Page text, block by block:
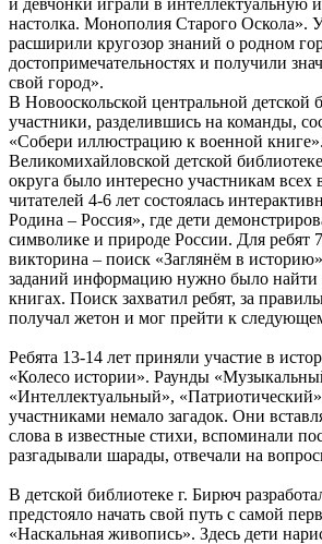
и девчонки играли в интеллектуальную
настолка. Монополия Старого Оскола».
расширили кругозор знаний о родном
достопримечательностях и получили
свой город».
В Новооскольской центральной детской
участники, разделившись на команды,
«Собери иллюстрацию к военной
Великомихайловской детской
округа было интересно участникам всех
читателей 4-6 лет состоялась
Родина – Россия», где дети
символике и природе России. Для ребят
викторина – поиск «Заглянём в
заданий информацию нужно было
книгах. Поиск захватил ребят, за
получал жетон и мог прейти к
Ребята 13-14 лет приняли участие в
«Колесо истории». Раунды
«Интеллектуальный»,
участниками немало загадок. Они
слова в известные стихи, вспоминали
разгадывали шарады, отвечали на
В детской библиотеке г. Бирюч
предстояло начать свой путь с самой
«Наскальная живопись». Здесь дети